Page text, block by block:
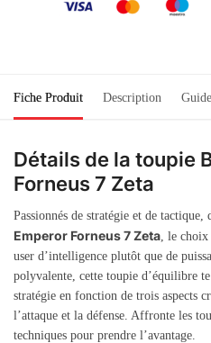
Fiche Produit Description
Détails de la toupie
Forneus 7 Zeta
Passionnés de stratégie et de tactique,
Emperor Forneus 7 Zeta, le choix
user d’intelligence plutôt que de
polyvalente, cette toupie d’équilibre
stratégie en fonction de trois aspects
l’attaque et la défense. Affronte les
techniques pour prendre l’avantage.